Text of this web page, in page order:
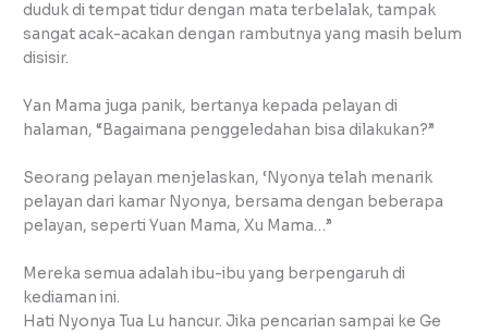
duduk di tempat tidur dengan mata terbelalak, tampak
sangat acak-acakan dengan rambutnya yang masih belum
disisir.
Yan Mama juga panik, bertanya kepada pelayan di
halaman, “Bagaimana penggeledahan bisa dilakukan?”
Seorang pelayan menjelaskan, ‘Nyonya telah menarik
pelayan dari kamar Nyonya, bersama dengan beberapa
pelayan, seperti Yuan Mama, Xu Mama…”
Mereka semua adalah ibu-ibu yang berpengaruh di
kediaman ini.
Hati Nyonya Tua Lu hancur. Jika pencarian sampai ke Ge